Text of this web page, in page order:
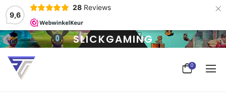
9,6
28 Reviews ×
SLICKGAMING
0